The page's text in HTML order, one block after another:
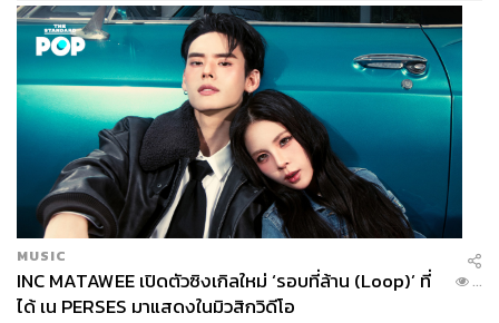
6. ตัดเป้าหมายที่ ‘ดีพอ’ ออกด้วยกลยุทธ์ 2 ลิสต์ของ
วอร์เรน บัฟเฟตต์ (Warren Buffett) เพื่อหาเป้าหมายที่
‘ดีที่สุด’
สิ่งที่น่ากลัวของการทำลิสต์ลำดับความสำคัญกับสิ่งที่ต้องทำ
คือการสร้างเป้าหมายที่ไม่ถูกต้อง จึงเป็นเรื่องดีถ้าเราจะ
ประเมินและประเมินอยู่ตลอดเวลาถึงเป้าหมายระยะไกล จาก
นั้นก็จัดลำดับความสำคัญ เพื่อที่จะมั่นใจได้ว่าเส้นทางที่เรา
กำลังเดินอยู่คือเส้นทางที่ถูกต้องและกำลังนำไปสู่เป้าหมาย
นั้นจริงๆ
MUSIC
INC MATAWEE เปิดตัวซิงเกิลใหม่ ‘รอบที่ล้าน (Loop)’ ที่
ได้ เน PERSES มาแสดงในมิวสิกวิดีโอ
...